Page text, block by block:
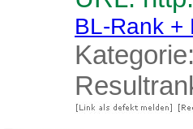
BL-Rank +
Kategorie: